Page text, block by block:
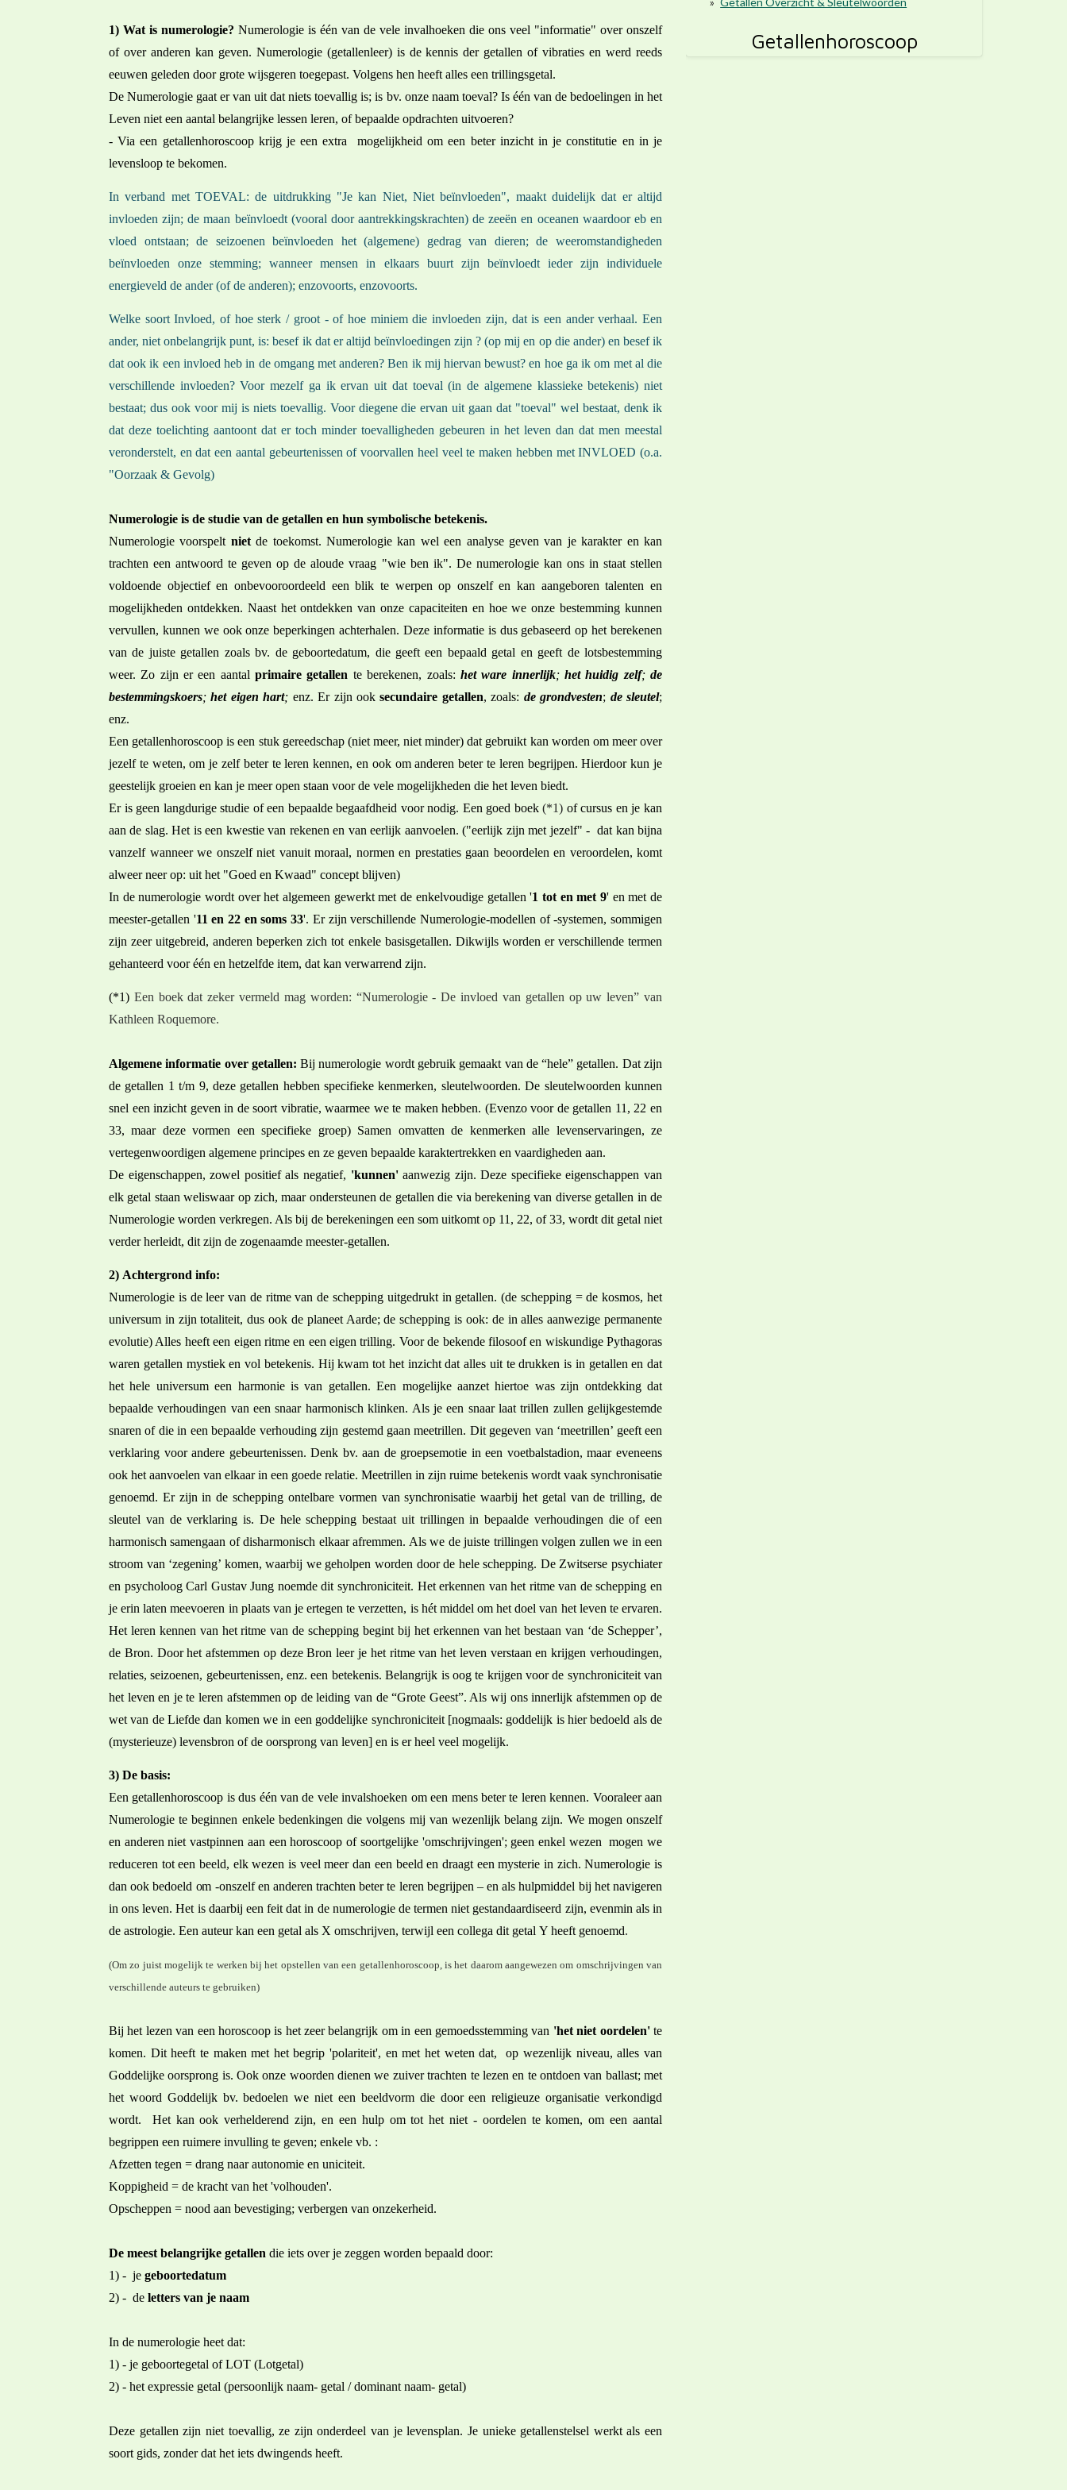
1) Wat is numerologie? Numerologie is één van de vele invalhoeken die ons veel "informatie" over onszelf
of over anderen kan geven. Numerologie (getallenleer) is de kennis der getallen of vibraties en werd reeds
eeuwen geleden door grote wijsgeren toegepast. Volgens hen heeft alles een trillingsgetal.
De Numerologie gaat er van uit dat niets toevallig is; is bv. onze naam toeval? Is één van de bedoelingen in het
Leven niet een aantal belangrijke lessen leren, of bepaalde opdrachten uitvoeren?
- Via een getallenhoroscoop krijg je een extra mogelijkheid om een beter inzicht in je constitutie en in je
levensloop te bekomen.
In verband met TOEVAL: de uitdrukking "Je kan Niet, Niet beïnvloeden", maakt duidelijk dat er altijd
invloeden zijn; de maan beïnvloedt (vooral door aantrekkingskrachten) de zeeën en oceanen waardoor eb en
vloed ontstaan; de seizoenen beïnvloeden het (algemene) gedrag van dieren; de weeromstandigheden
beïnvloeden onze stemming; wanneer mensen in elkaars buurt zijn beïnvloedt ieder zijn individuele
energieveld de ander (of de anderen); enzovoorts, enzovoorts.
Welke soort Invloed, of hoe sterk / groot - of hoe miniem die invloeden zijn, dat is een ander verhaal. Een
ander, niet onbelangrijk punt, is: besef ik dat er altijd beïnvloedingen zijn ? (op mij en op die ander) en besef ik
dat ook ik een invloed heb in de omgang met anderen? Ben ik mij hiervan bewust? en hoe ga ik om met al die
verschillende invloeden? Voor mezelf ga ik ervan uit dat toeval (in de algemene klassieke betekenis) niet
bestaat; dus ook voor mij is niets toevallig. Voor diegene die ervan uit gaan dat "toeval" wel bestaat, denk ik
dat deze toelichting aantoont dat er toch minder toevalligheden gebeuren in het leven dan dat men meestal
veronderstelt, en dat een aantal gebeurtenissen of voorvallen heel veel te maken hebben met INVLOED (o.a.
"Oorzaak & Gevolg)
Numerologie is de studie van de getallen en hun symbolische betekenis.
Numerologie voorspelt nietde toekomst. Numerologie kan wel een analyse geven van je karakter en kan
trachten een antwoord te geven op de aloude vraag "wie ben ik". De numerologie kan ons in staat stellen
voldoende objectief en onbevooroordeeld een blik te werpen op onszelf en kan aangeboren talenten en
mogelijkheden ontdekken. Naast het ontdekken van onze capaciteiten en hoe we onze bestemming kunnen
vervullen, kunnen we ook onze beperkingen achterhalen. Deze informatie is dus gebaseerd op het berekenen
van de juiste getallen zoals bv. de geboortedatum, die geeft een bepaald getal en geeft de lotsbestemming
weer. Zo zijn er een aantalprimaire getallen te berekenen, zoals: het ware innerlijk; het huidig zelf;de
bestemmingskoers;het eigen hart; enz. Er zijn ooksecundaire getallen, zoals: de grondvesten; de sleutel;
enz.
Een getallenhoroscoop is een stuk gereedschap (niet meer, niet minder) dat gebruikt kan worden om meer over
jezelf te weten, om je zelf beter te leren kennen, en ook om anderen beter te leren begrijpen. Hierdoor kun je
geestelijk groeien en kan je meer open staan voor de vele mogelijkheden die het leven biedt.
Er is geen langdurige studie of een bepaalde begaafdheid voor nodig. Een goed boek(*1) of cursus en je kan
aan de slag. Het is een kwestie van rekenen en van eerlijk aanvoelen. ("eerlijk zijn met jezelf" - dat kan bijna
vanzelf wanneer we onszelf niet vanuit moraal, normen en prestaties gaan beoordelen en veroordelen, komt
alweer neer op: uit het "Goed en Kwaad" concept blijven)
In de numerologie wordt over het algemeen gewerkt met de enkelvoudige getallen '1 tot en met 9' en met de
meester-getallen '11 en 22 en soms 33'. Er zijn verschillende Numerologie-modellen of -systemen, sommigen
zijn zeer uitgebreid, anderen beperken zich tot enkele basisgetallen. Dikwijls worden er verschillende termen
gehanteerd voor één en hetzelfde item, dat kan verwarrend zijn.
(*1) Een boek dat zeker vermeld mag worden: “Numerologie - De invloed van getallen op uw leven” van
Kathleen Roquemore.
Algemene informatie over getallen: Bij numerologie wordt gebruik gemaakt van de “hele” getallen. Dat zijn
de getallen 1 t/m 9, deze getallen hebben specifieke kenmerken, sleutelwoorden. De sleutelwoorden kunnen
snel een inzicht geven in de soort vibratie, waarmee we te maken hebben. (Evenzo voor de getallen 11, 22 en
33, maar deze vormen een specifieke groep) Samen omvatten de kenmerken alle levenservaringen, ze
vertegenwoordigen algemene principes en ze geven bepaalde karaktertrekken en vaardigheden aan.
De eigenschappen, zowel positief als negatief, 'kunnen'aanwezig zijn. Deze specifieke eigenschappen van
elk getal staan weliswaar op zich, maar ondersteunen de getallen die via berekening van diverse getallen in de
Numerologie worden verkregen. Als bij de berekeningen een som uitkomt op 11, 22, of 33, wordt dit getal niet
verder herleidt, dit zijn de zogenaamde meester-getallen.
2) Achtergrond info:
Numerologie is de leer van de ritme van de schepping uitgedrukt in getallen. (de schepping = de kosmos, het
universum in zijn totaliteit, dus ook de planeet Aarde; de schepping is ook: de in alles aanwezige permanente
evolutie) Alles heeft een eigen ritme en een eigen trilling. Voor de bekende filosoof en wiskundige Pythagoras
waren getallen mystiek en vol betekenis. Hij kwam tot het inzicht dat alles uit te drukken is in getallen en dat
het hele universum een harmonie is van getallen. Een mogelijke aanzet hiertoe was zijn ontdekking dat
bepaalde verhoudingen van een snaar harmonisch klinken. Als je een snaar laat trillen zullen gelijkgestemde
snaren of die in een bepaalde verhouding zijn gestemd gaan meetrillen. Dit gegeven van ‘meetrillen’ geeft een
verklaring voor andere gebeurtenissen. Denk bv. aan de groepsemotie in een voetbalstadion, maar eveneens
ook het aanvoelen van elkaar in een goede relatie. Meetrillen in zijn ruime betekenis wordt vaak synchronisatie
genoemd. Er zijn in de schepping ontelbare vormen van synchronisatie waarbij het getal van de trilling, de
sleutel van de verklaring is. De hele schepping bestaat uit trillingen in bepaalde verhoudingen die of een
harmonisch samengaan of disharmonisch elkaar afremmen. Als we de juiste trillingen volgen zullen we in een
stroom van ‘zegening’ komen, waarbij we geholpen worden door de hele schepping. De Zwitserse psychiater
en psycholoog Carl Gustav Jung noemde dit synchroniciteit. Het erkennen van het ritme van de schepping en
je erin laten meevoeren in plaats van je ertegen te verzetten, is hét middel om het doel van het leven te ervaren.
Het leren kennen van het ritme van de schepping begint bij het erkennen van het bestaan van ‘de Schepper’,
de Bron. Door het afstemmen op deze Bron leer je het ritme van het leven verstaan en krijgen verhoudingen,
relaties, seizoenen, gebeurtenissen, enz. een betekenis. Belangrijk is oog te krijgen voor de synchroniciteit van
het leven en je te leren afstemmen op de leiding van de “Grote Geest”. Als wij ons innerlijk afstemmen op de
wet van de Liefde dan komen we in een goddelijke synchroniciteit [nogmaals: goddelijk is hier bedoeld als de
(mysterieuze) levensbron of de oorsprong van leven] en is er heel veel mogelijk.
3) De basis:
Een getallenhoroscoop is dus één van de vele invalshoeken om een mens beter te leren kennen. Vooraleer aan
Numerologie te beginnen enkele bedenkingen die volgens mij van wezenlijk belang zijn. We mogen onszelf
en anderen niet vastpinnen aan een horoscoop of soortgelijke 'omschrijvingen'; geen enkel wezen mogen we
reduceren tot een beeld, elk wezen is veel meer dan een beeld en draagt een mysterie in zich. Numerologie is
dan ook bedoeld om -onszelf en anderen trachten beter te leren begrijpen – en als hulpmiddel bij het navigeren
in ons leven. Het is daarbij een feit dat in de numerologie de termen niet gestandaardiseerd zijn, evenmin als in
de astrologie. Een auteur kan een getal als X omschrijven, terwijl een collega dit getal Y heeft genoemd.
(Om zo juist mogelijk te werken bij het opstellen van een getallenhoroscoop, is het daarom aangewezen om omschrijvingen van
verschillende auteurs te gebruiken)
Bij het lezen van een horoscoop is het zeer belangrijk om in een gemoedsstemming van 'het niet oordelen'te
komen. Dit heeft te maken met het begrip 'polariteit', en met het weten dat, op wezenlijk niveau, alles van
Goddelijke oorsprong is. Ook onze woorden dienen we zuiver trachten te lezen en te ontdoen van ballast; met
het woord Goddelijk bv. bedoelen we niet een beeldvorm die door een religieuze organisatie verkondigd
wordt. Het kan ook verhelderend zijn, en een hulp om tot het niet - oordelen te komen, om een aantal
begrippen een ruimere invulling te geven; enkele vb. :
Afzetten tegen = drang naar autonomie en uniciteit.
Koppigheid = de kracht van het 'volhouden'.
Opscheppen = nood aan bevestiging; verbergen van onzekerheid.
De meest belangrijke getallen die iets over je zeggen worden bepaald door:
1) - je geboortedatum
2) - de letters van je naam
In de numerologie heet dat:
1) - je geboortegetal of LOT (Lotgetal)
2) - het expressie getal (persoonlijk naam- getal / dominant naam- getal)
Deze getallen zijn niet toevallig, ze zijn onderdeel van je levensplan. Je unieke getallenstelsel werkt als een
soort gids, zonder dat het iets dwingends heeft.
Getallenhoroscoop